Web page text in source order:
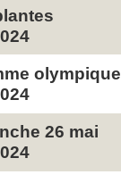
olympique
26 mai